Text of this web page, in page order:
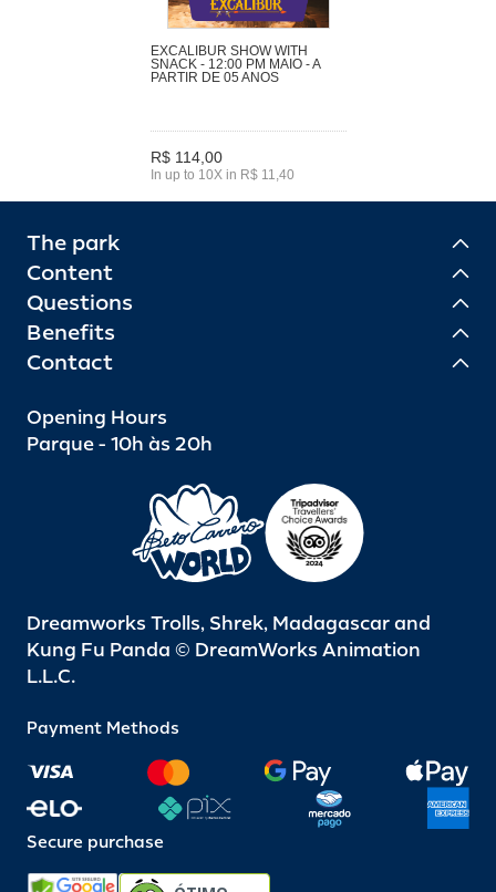
EXCALIBUR SHOW WITH
SNACK - 12:00 PM MAIO - A
PARTIR DE 05 ANOS
R$ 114,00
In up to 10X in R$ 11,40
The park
Content
Questions
Benefits
Contact
Opening Hours
Parque - 10h às 20h
Dreamworks Trolls, Shrek, Madagascar and
Kung Fu Panda © DreamWorks Animation
L.L.C.
Payment Methods
Secure purchase